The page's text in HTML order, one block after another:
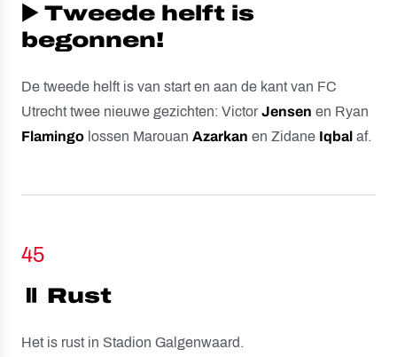
▶️ Tweede helft is
begonnen!
De tweede helft is van start en aan de kant van FC
Utrecht twee nieuwe gezichten: VictorJensen en Ryan
Flamingo lossen Marouan Azarkan en Zidane Iqbal af.
⏸️ Rust
45
Het is rust in Stadion Galgenwaard.